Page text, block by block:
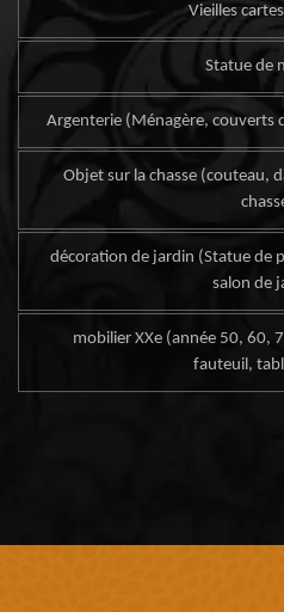
Vieilles
Statue de
Argenterie (Ménagère, couverts
Objet sur la chasse (couteau,
décoration de jardin (Statue de
salon de
mobilier XXe (année 50, 60,
fauteuil,